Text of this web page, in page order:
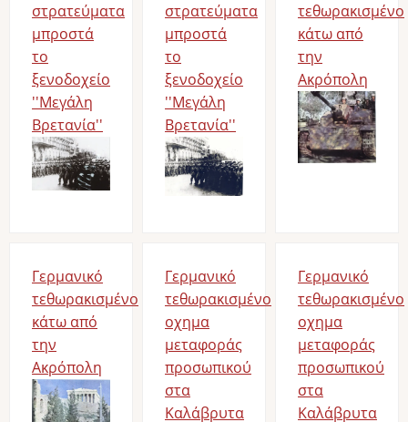
στρατεύματα
μπροστά
το
ξενοδοχείο
''Μεγάλη
Βρετανία''
Bild
στρατεύματα
μπροστά
το
ξενοδοχείο
''Μεγάλη
Βρετανία''
Bild
τεθωρακισμένο
κάτω από
την
Ακρόπολη
Bild
Γερμανικό
τεθωρακισμένο
κάτω από
την
Ακρόπολη
Bild
Γερμανικό
τεθωρακισμένο
οχημα
μεταφοράς
προσωπικού
στα
Καλάβρυτα
Γερμανικό
τεθωρακισμένο
οχημα
μεταφοράς
προσωπικού
στα
Καλάβρυτα